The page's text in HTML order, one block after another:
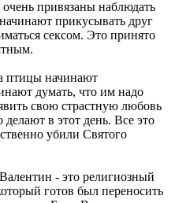
привязаны наблюдать
прикусывать друг
сексом. Это принято
птицы начинают
думать, что им надо
свою страстную любовь
в этот день. Все это
убили Святого
- это религиозный
готов был переносить